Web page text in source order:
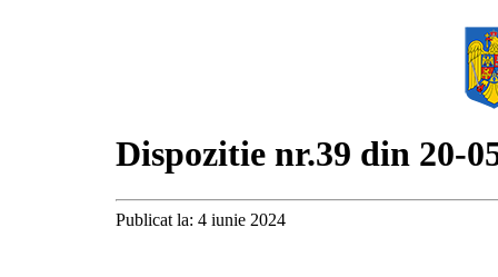
Dispozitie nr.39 din 20-
Publicat la: 4 iunie 2024